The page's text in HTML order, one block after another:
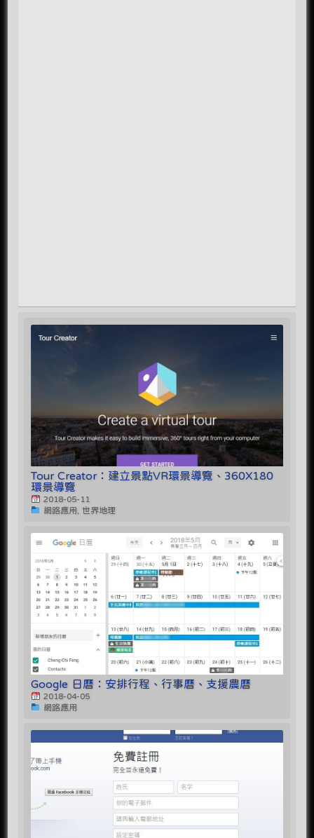
Tour Creator：建立景點VR環景導覽、360X180
環景導覽
2018-05-11
網路應用, 世界地理
Google 日曆：安排行程、行事曆、支援農曆
2018-04-05
網路應用